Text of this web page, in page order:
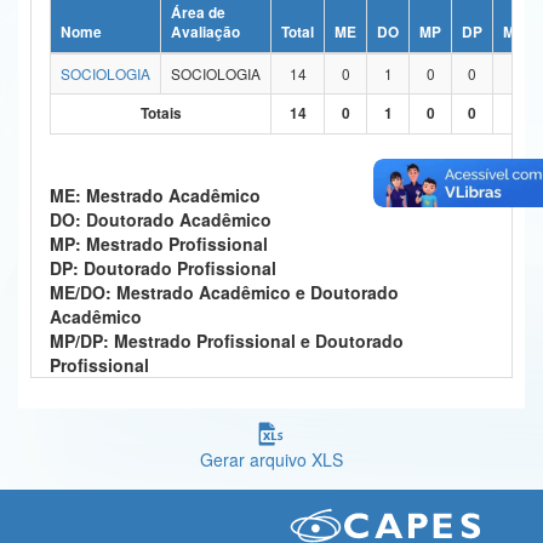
Ministério da Ciência, Tecnologia, Inovações e Comunicações
Ministério do Meio Ambiente
Controladoria-Geral da União
Ministério da Mulher, da Família e dos Direitos Humanos
Secretaria-Geral
Secretaria de Governo
Nome
Área de
Avaliação
Total ME DO MP DP
ME/
SOCIOLOGIA
SOCIOLOGIA 14 0 1 0 0
Totais
14 0 1 0 0
ME: Mestrado Acadêmico
DO: Doutorado Acadêmico
MP: Mestrado Profissional
DP: Doutorado Profissional
ME/DO: Mestrado Acadêmico e Doutorado
Acadêmico
MP/DP: Mestrado Profissional e Doutorado
Profissional
Gerar arquivo XLS